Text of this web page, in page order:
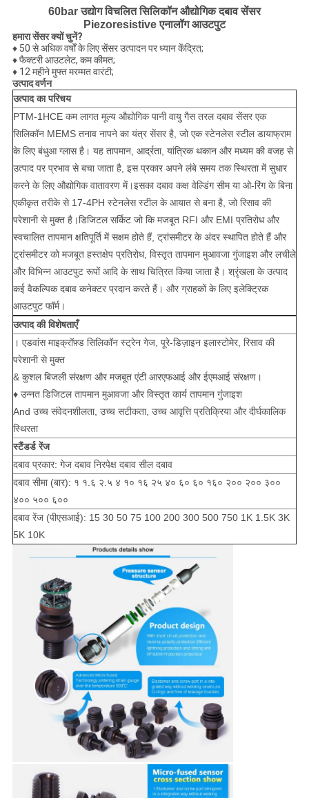
60bar उद्योग विचलित सिलिकॉन औद्योगिक दबाव सेंसर
Piezoresistive एनालॉग आउटपुट
हमारा सेंसर क्यों चुनें?
♦ 50 से अधिक वर्षों के लिए सेंसर उत्पादन पर ध्यान केंद्रित;
♦ फैक्टरी आउटलेट, कम कीमत;
♦ 12 महीने मुफ्त मरम्मत वारंटी;
उत्पाद वर्णन
उत्पाद का परिचय
PTM-1HCE कम लागत मूल्य औद्योगिक पानी वायु गैस तरल दबाव सेंसर एक
सिलिकॉन MEMS तनाव नापने का यंत्र सेंसर है, जो एक स्टेनलेस स्टील डायाफ्राम
के लिए बंधुआ ग्लास है। यह तापमान, आर्द्रता, यांत्रिक थकान और मध्यम की वजह से
उत्पाद पर प्रभाव से बचा जाता है, इस प्रकार अपने लंबे समय तक स्थिरता में सुधार
करने के लिए औद्योगिक वातावरण में।इसका दबाव कक्ष वेल्डिंग सीम या ओ-रिंग के बिना
एकीकृत तरीके से 17-4PH स्टेनलेस स्टील के आयात से बना है, जो रिसाव की
परेशानी से मुक्त है।डिजिटल सर्किट जो कि मजबूत RFI और EMI प्रतिरोध और
स्वचालित तापमान क्षतिपूर्ति में सक्षम होते हैं, ट्रांसमीटर के अंदर स्थापित होते हैं और
ट्रांसमीटर को मजबूत हस्तक्षेप प्रतिरोध, विस्तृत तापमान मुआवजा गुंजाइश और लचीले
और विभिन्न आउटपुट रूपों आदि के साथ चित्रित किया जाता है। श्रृंखला के उत्पाद
कई वैकल्पिक दबाव कनेक्टर प्रदान करते हैं। और ग्राहकों के लिए इलेक्ट्रिक
आउटपुट फॉर्म।
उत्पाद की विशेषताएँ
। एडवांस माइक्रॉफ़्ड सिलिकॉन स्ट्रेन गेज, पूरे-डिज़ाइन इलास्टोमेर, रिसाव की
परेशानी से मुक्त
& कुशल बिजली संरक्षण और मजबूत एंटी आरएफआई और ईएमआई संरक्षण।
♦ उन्नत डिजिटल तापमान मुआवजा और विस्तृत कार्य तापमान गुंजाइश
And उच्च संवेदनशीलता, उच्च सटीकता, उच्च आवृत्ति प्रतिक्रिया और दीर्घकालिक
स्थिरता
स्टैंडर्ड रेंज
दबाव प्रकार: गेज दबाव निरपेक्ष दबाव सील दबाव
दबाव सीमा (बार): १ १.६ २.५ ४ १० १६ २५ ४० ६० ६० १६० २०० २०० ३००
४०० ५०० ६००
दबाव रेंज (पीएसआई): 15 30 50 75 100 200 300 500 750 1K 1.5K 3K
5K 10K